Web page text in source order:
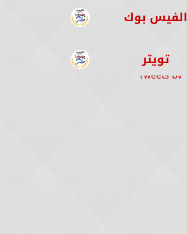
الفيس بوك
تويتر
Tweets by